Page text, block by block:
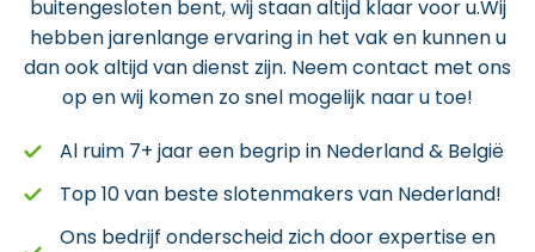
buitengesloten bent, wij staan altijd klaar voor u.Wij
hebben jarenlange ervaring in het vak en kunnen u
dan ook altijd van dienst zijn. Neem contact met ons
op en wij komen zo snel mogelijk naar u toe!
Al ruim 7+ jaar een begrip in Nederland & België
Top 10 van beste slotenmakers van Nederland!
Ons bedrijf onderscheid zich door expertise en